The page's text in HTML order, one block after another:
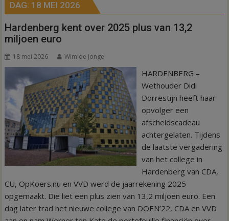
DAG: 18 MEI 2026
Hardenberg kent over 2025 plus van 13,2
miljoen euro
18 mei 2026 Wim de Jonge
HARDENBERG –
Wethouder Didi
Dorrestijn heeft haar
opvolger een
afscheidscadeau
achtergelaten. Tijdens
de laatste vergadering
van het college in
Hardenberg van CDA,
CU, OpKoers.nu en VVD werd de jaarrekening 2025
opgemaakt. Die liet een plus zien van 13,2 miljoen euro. Een
dag later trad het nieuwe college van DOEN’22, CDA en VVD